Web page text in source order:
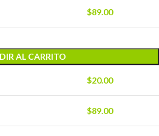
$89.00
AL CARRITO
$20.00
$89.00